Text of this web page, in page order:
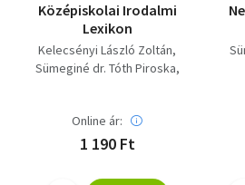
Középiskolai Irodalmi
Lexikon
Kelecsényi László Zoltán
Sümeginé dr. Tóth Piroska
Online ár:
1 190 Ft